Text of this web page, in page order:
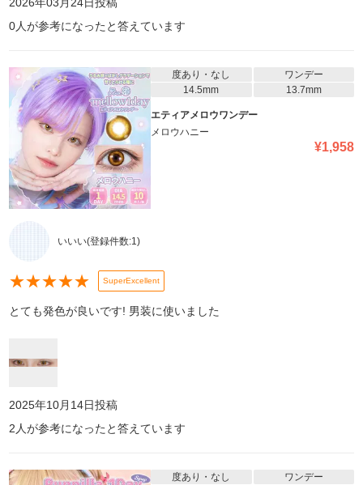
0人が参考になったと答えています
度あり・なし
ワンデー
14.5mm
13.7mm
エティアメロウワンデー
メロウハニー
¥1,958
いいい(登録件数:1)
★★★★★ SuperExcellent
とても発色が良いです! 男装に使いました
2025年10月14日投稿
2 人が参考になったと答えています
度あり・なし ワンデー